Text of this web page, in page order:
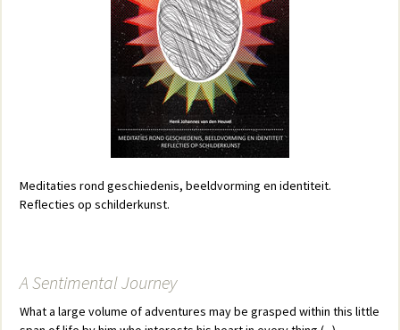
Meditaties rond geschiedenis, beeldvorming en identiteit.
Reflecties op schilderkunst.
A Sentimental Journey
What a large volume of adventures may be grasped within this little